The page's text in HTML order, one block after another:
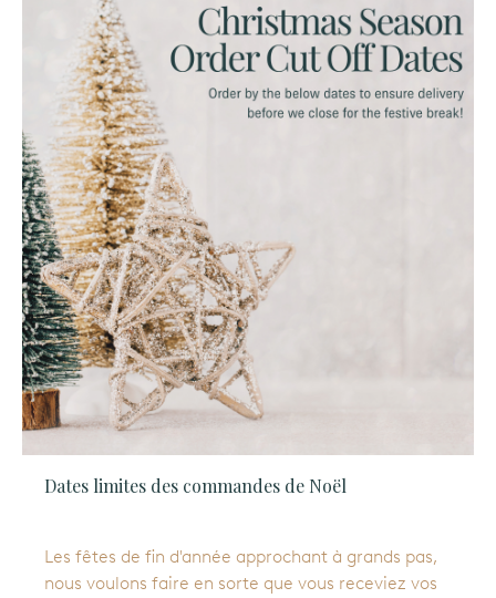
français
Dates limites des commandes de Noël
Les fêtes de fin d'année approchant à grands pas,
nous voulons faire en sorte que vous receviez vos